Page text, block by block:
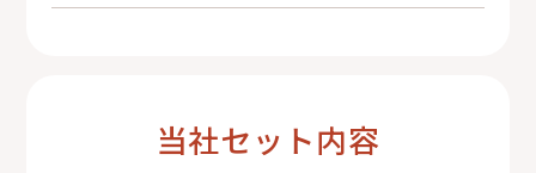
当社セット内容